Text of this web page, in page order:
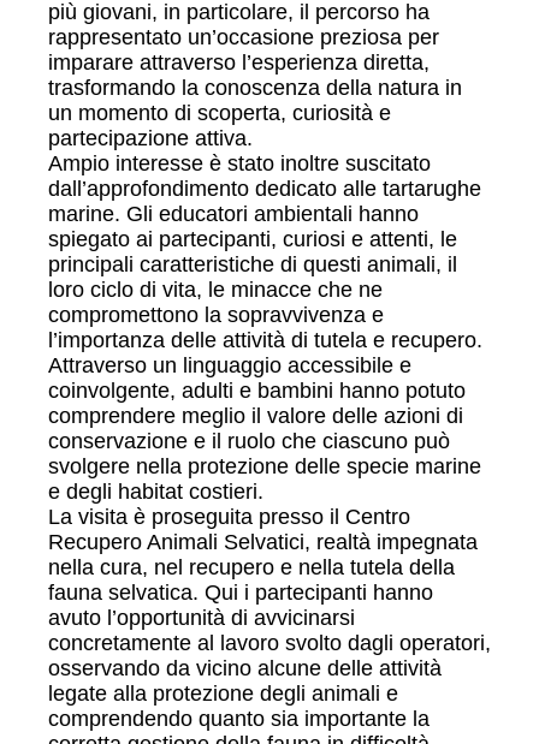
più giovani, in particolare, il percorso ha
rappresentato un’occasione preziosa per
imparare attraverso l’esperienza diretta,
trasformando la conoscenza della natura in
un momento di scoperta, curiosità e
partecipazione attiva.
Ampio interesse è stato inoltre suscitato
dall’approfondimento dedicato alle tartarughe
marine. Gli educatori ambientali hanno
spiegato ai partecipanti, curiosi e attenti, le
principali caratteristiche di questi animali, il
loro ciclo di vita, le minacce che ne
compromettono la sopravvivenza e
l’importanza delle attività di tutela e recupero.
Attraverso un linguaggio accessibile e
coinvolgente, adulti e bambini hanno potuto
comprendere meglio il valore delle azioni di
conservazione e il ruolo che ciascuno può
svolgere nella protezione delle specie marine
e degli habitat costieri.
La visita è proseguita presso il Centro
Recupero Animali Selvatici, realtà impegnata
nella cura, nel recupero e nella tutela della
fauna selvatica. Qui i partecipanti hanno
avuto l’opportunità di avvicinarsi
concretamente al lavoro svolto dagli operatori,
osservando da vicino alcune delle attività
legate alla protezione degli animali e
comprendendo quanto sia importante la